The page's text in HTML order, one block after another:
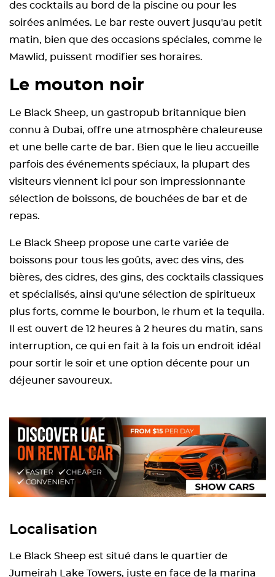
des cocktails au bord de la piscine ou pour les
soirées animées. Le bar reste ouvert jusqu'au petit
matin, bien que des occasions spéciales, comme le
Mawlid, puissent modifier ses horaires.
Le mouton noir
Le Black Sheep, un gastropub britannique bien
connu à Dubai, offre une atmosphère chaleureuse
et une belle carte de bar. Bien que le lieu accueille
parfois des événements spéciaux, la plupart des
visiteurs viennent ici pour son impressionnante
sélection de boissons, de bouchées de bar et de
repas.
Le Black Sheep propose une carte variée de
boissons pour tous les goûts, avec des vins, des
bières, des cidres, des gins, des cocktails classiques
et spécialisés, ainsi qu'une sélection de spiritueux
plus forts, comme le bourbon, le rhum et la tequila.
Il est ouvert de 12 heures à 2 heures du matin, sans
interruption, ce qui en fait à la fois un endroit idéal
pour sortir le soir et une option décente pour un
déjeuner savoureux.
Localisation
Le Black Sheep est situé dans le quartier de
Jumeirah Lake Towers, juste en face de la marina